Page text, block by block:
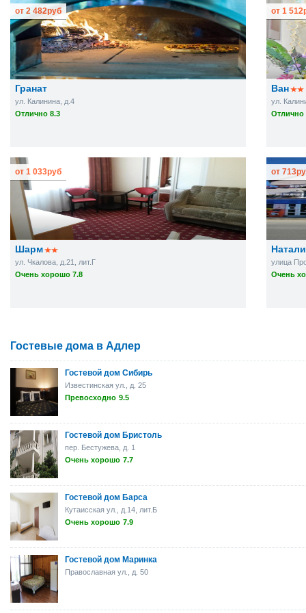
Гранат
ул. Калинина, д.4
Отлично 8.3
от 2 482руб
Ван
ул.
Отлично
от 1 512
Шарм
ул. Чкалова, д.21, лит.Г
Очень хорошо 7.8
от 1 033руб
Натали
улица
Очень
от 713
Гостевые дома в Адлер
Гостевой дом Сибирь
Известинская ул., д. 25
Превосходно 9.5
Гостевой дом Бристоль
пер. Бестужева, д. 1
Очень хорошо 7.7
Гостевой дом Барса
Кутаисская ул., д.14, лит.Б
Очень хорошо 7.9
Гостевой дом Маринка
Православная ул., д. 50